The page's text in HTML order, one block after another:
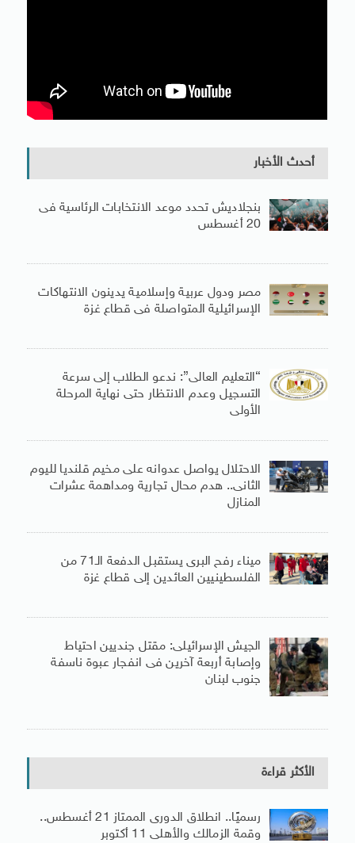
أحدث الأخبار
بنجلاديش تحدد موعد الانتخابات الرئاسية فى
20 أغسطس
مصر ودول عربية وإسلامية يدينون الانتهاكات
الإسرائيلية المتواصلة فى قطاع غزة
“التعليم العالى”: ندعو الطلاب إلى سرعة
التسجيل وعدم الانتظار حتى نهاية المرحلة
الأولى
الاحتلال يواصل عدوانه على مخيم قلنديا لليوم
الثانى.. هدم محال تجارية ومداهمة عشرات
المنازل
ميناء رفح البرى يستقبل الدفعة الـ71 من
الفلسطينيين العائدين إلى قطاع غزة
الجيش الإسرائيلى: مقتل جنديين احتياط
وإصابة أربعة آخرين فى انفجار عبوة ناسفة
جنوب لبنان
الأكثر قراءة
رسميًا.. انطلاق الدورى الممتاز 21 أغسطس..
وقمة الزمالك والأهلى 11 أكتوبر